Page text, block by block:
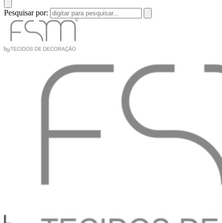
Pesquisar por: